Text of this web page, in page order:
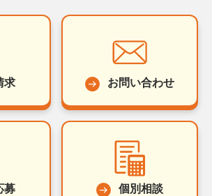
求 お問い合わせ
募 個別相談